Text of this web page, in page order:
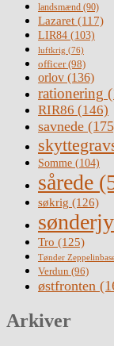
landsmænd (90)
Lazaret (117)
LIR84 (103)
luftkrig (76)
officer(98)
orlov (136)
rationering
RIR86 (146)
savnede
Somme (104)
sårede
søkrig (126)
Tro (125)
Tønder
Verdun (96)
østfronten
Arkiver